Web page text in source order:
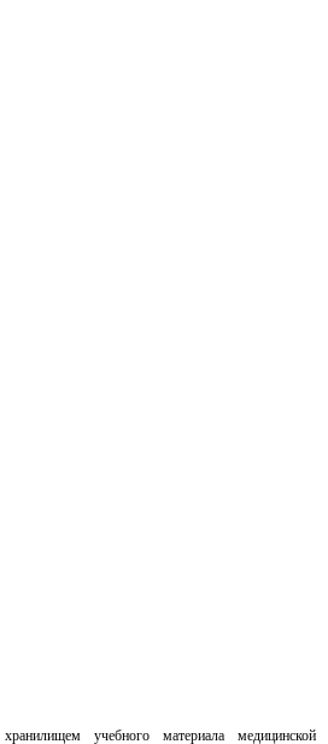
учебного материала медицинской